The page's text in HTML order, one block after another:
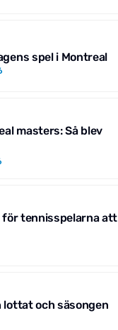
spel i Montreal
masters: Så blev
för tennisspelarna att
lottat och säsongen